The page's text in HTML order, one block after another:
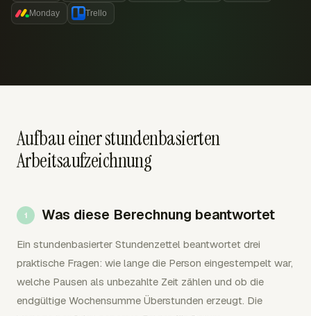
Monday Trello
Aufbau einer stundenbasierten
Arbeitsaufzeichnung
Was diese Berechnung beantwortet
Ein stundenbasierter Stundenzettel beantwortet drei
praktische Fragen: wie lange die Person eingestempelt war,
welche Pausen als unbezahlte Zeit zählen und ob die
endgültige Wochensumme Überstunden erzeugt. Die